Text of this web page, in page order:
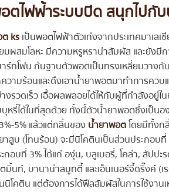
ตไฟฟ้าระบบปิด สนุกไปกั
ksเป็นพอตไฟฟ้าตัวเก่งจากประเทศมาเล
มผสมโลหะ มีความหรูหราน่าสัมผัส และยัง
ร์ทโฟน ก้นฐานตัวพอตเป็นทรงเหลี่ยมวางกั
วามร้อนและดึงเอาน้ำยาพอตมาทำการควบ
งรวดเร็ว เอื้อผลพลอยได้ให้กับผู้ที่กำลังอยู่
หรี่ได้ในที่สุดด้วย ทั้งนี้ตัวน้ำยาพอตซึ่งเป็น
5% แล้วแต่กลิ่นของน้ำยาพอตโดยมีทั้งก
าสูบ (โทนร้อน) จะมีนิโคตินเป็นส่วนประกอ
กอบที่ 3% ได้แก่ องุ่น, บลูเบอรี่, โคล่า, สัปปะ
มิ้นท์, บานาน่าสมูทตี้ และเอ็นเนอร์จี้ดริ๊งค์ (
นิโคติน แต่ต้องการได้ฟีลสัมผัสในการใช้งา